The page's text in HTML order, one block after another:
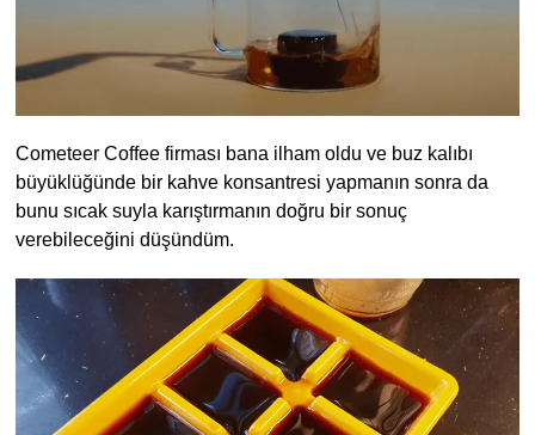
Cometeer Coffee firması bana ilham oldu ve buz kalıbı
büyüklüğünde bir kahve konsantresi yapmanın sonra da
bunu sıcak suyla karıştırmanın doğru bir sonuç
verebileceğini düşündüm.